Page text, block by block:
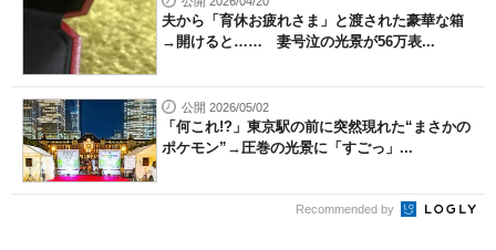
夫から「育休お疲れさま」と渡された豪華な箱
→開けると…… 妻号泣の光景が56万表...
公開 2026/05/02
「何これ!?」東京駅の前に突然現れた“まさかの
ポケモン”→圧巻の光景に「すごっ」...
Recommended by